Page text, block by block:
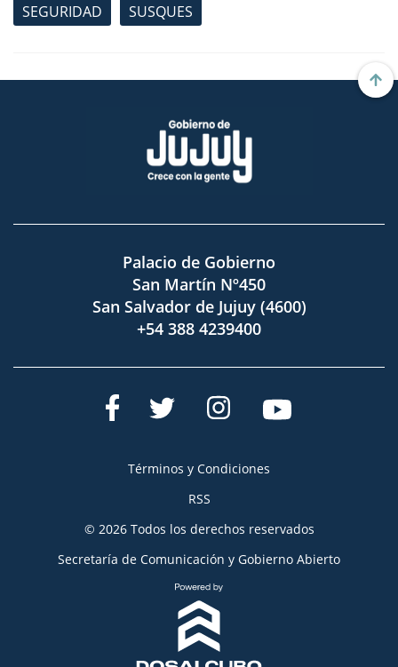
SEGURIDAD
SUSQUES
Palacio de Gobierno
San Martín Nº450
San Salvador de Jujuy (4600)
+54 388 4239400
Términos y Condiciones
RSS
© 2026 Todos los derechos reservados
Secretaría de Comunicación y Gobierno Abierto